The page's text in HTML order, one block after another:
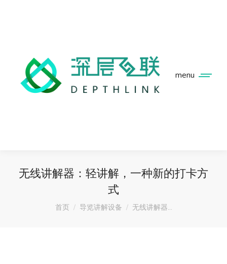
menu
无线讲解器：轻讲解，一种新的打卡方
式
您在这里：
首页 导览讲解设备 无线讲解器…